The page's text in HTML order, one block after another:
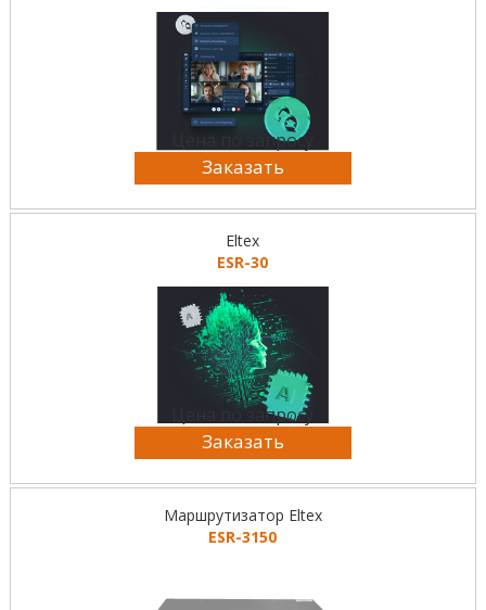
Цена по запросу
Заказать
Eltex
ESR-30
Цена по запросу
Заказать
Маршрутизатор Eltex
ESR-3150